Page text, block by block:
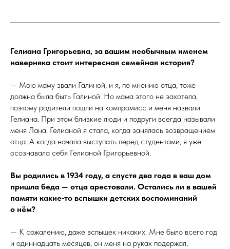
Гелиана Григорьевна, за вашим необычным именем
наверняка стоит интересная семейная история?
— Мою маму звали Галиной, и я, по мнению отца, тоже
должна была быть Галиной. Но мама этого не захотела,
поэтому родители пошли на компромисс и меня назвали
Гелиана. При этом близкие люди и подруги всегда называли
меня Лана. Гелианой я стала, когда занялась возвращением
отца. А когда начала выступать перед студентами, я уже
осознавала себя Гелианой Григорьевной.
Вы родились в 1934 году, а спустя два года в ваш дом
пришла беда — отца арестовали. Остались ли в вашей
памяти какие‑то вспышки детских воспоминаний
о нём?
— К сожалению, даже вспышек никаких. Мне было всего год
и одиннадцать месяцев, он меня на руках подержал,